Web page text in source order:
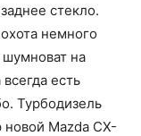
стекло.
немного
на
есть
Турбодизель
Mazda CX-